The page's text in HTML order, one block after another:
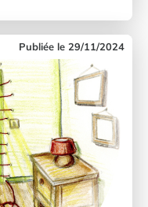
29/11/2024